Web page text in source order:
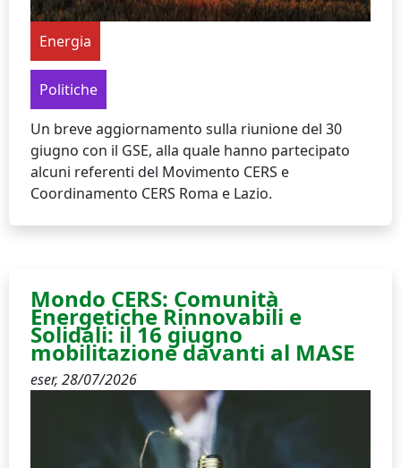
Energia
Politiche
Un breve aggiornamento sulla riunione del 30
giugno con il GSE, alla quale hanno partecipato
alcuni referenti del Movimento CERS e
Coordinamento CERS Roma e Lazio.
Mondo CERS: Comunità
Energetiche Rinnovabili e
Solidali: il 16 giugno
mobilitazione davanti al MASE
eser, 28/07/2026